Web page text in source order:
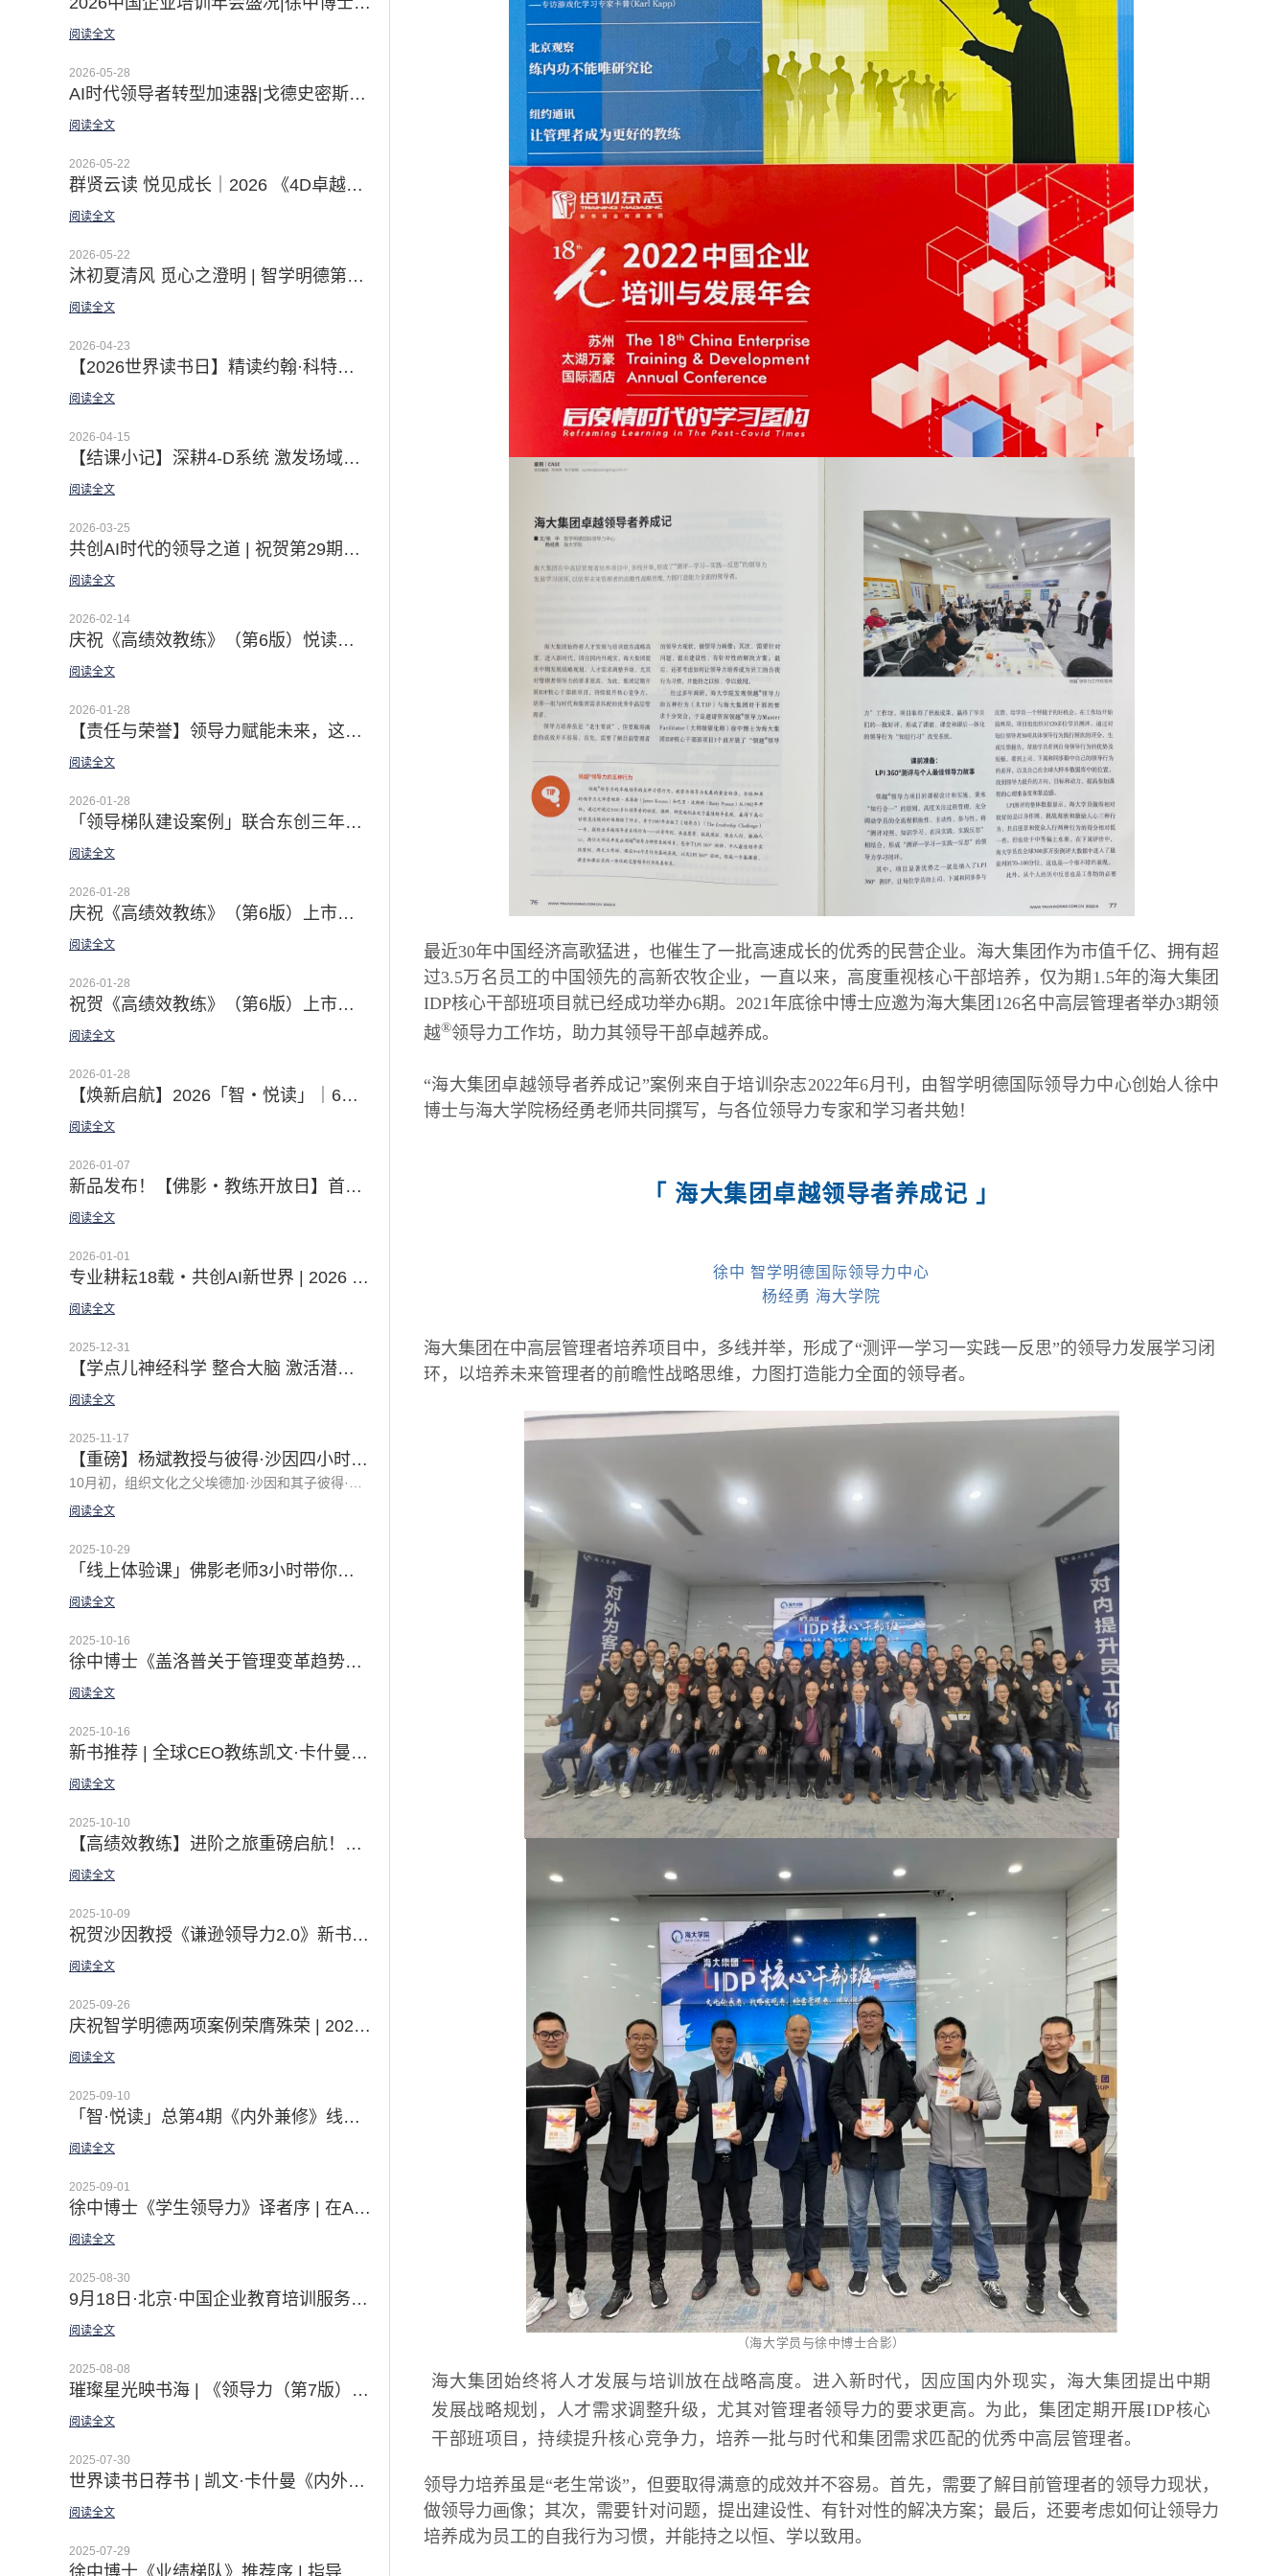
阅读全文
2026-05-28
AI时代领导者转型加速器|戈德史密斯领导力教练九步法激发领导者深度蜕变
阅读全文
2026-05-22
群贤云读 悦见成长｜2026 《4D卓越团队》线上悦读营圆满收官
阅读全文
2026-05-22
沐初夏清风 觅心之澄明 | 智学明德第十期「高绩效教练」一阶工作坊圆满收官
阅读全文
2026-04-23
【2026世界读书日】精读约翰·科特的八部变革经典 应对AI时代的指数级变化挑战
阅读全文
2026-04-15
【结课小记】深耕4-D系统 激发场域智慧 | 第22期4-D系统导师认证公开课圆满收官
阅读全文
2026-03-25
共创AI时代的领导之道 | 祝贺第29期领越®领导力公开认证课成功举办
阅读全文
2026-02-14
庆祝《高绩效教练》（第6版）悦读营圆满收官 | 记录30天 从初识到相熟 · 从未知到实操的成长之旅
阅读全文
2026-01-28
【责任与荣誉】领导力赋能未来，这场思想盛宴为人才培养注入新动能
阅读全文
2026-01-28
「领导梯队建设案例」联合东创三年领导力规划 | 以领导梯队 & 4D 团队建设系统 打造一支高素质的职业经理人队伍
阅读全文
2026-01-28
庆祝《高绩效教练》（第6版）上市发行 | 佛影老师译者序：深抵本质 · 用之实效
阅读全文
2026-01-28
祝贺《高绩效教练》（第6版）上市发行 | 徐中博士译者序 · From Tell to Ask · AI时代的教练型领导之道
阅读全文
2026-01-28
【焕新启航】2026「智・悦读」｜6本领导力经典 赋能你的核心竞争力
阅读全文
2026-01-07
新品发布！【佛影・教练开放日】首场温情上线｜邀你直击教练对话现场 见证蜕变时刻
阅读全文
2026-01-01
专业耕耘18载・共创AI新世界 | 2026 智学明德继续以领导力经典 助力组织的领导梯队建设
阅读全文
2025-12-31
【学点儿神经科学 整合大脑 激活潜能 | 「佛影漫谈领导力之私房体验课」2026 全新主题温暖上线
阅读全文
2025-11-17
【重磅】杨斌教授与彼得·沙因四小时深度对话：谦逊领导力的中国实践
10月初，组织文化之父埃德加·沙因和其子彼得·沙因的新著《谦逊领导力2.0》中文版上市。 在《谦逊领导力2.0》新书分享会上，清华大学经济管理学院教授杨斌与作者之一彼得·沙因（埃德加·沙因之子）围绕中国企业的领导力问题展开了一场长达四小时的深度对话，译者徐中博士主持对话，结合中国企业实践和当下AI等新挑战探讨了很多前沿话题，并提出了十个精彩的问题，引发了深入的讨论，对企业的领导力转型和组织建设极富启发！
阅读全文
2025-10-29
「线上体验课」佛影老师3小时带你体验GROW模型的正确打开方式
阅读全文
2025-10-16
徐中博士《盖洛普关于管理变革趋势的52个颠覆性发现》译者序 | 释放经理人潜能是解锁组织原力的杠杆
阅读全文
2025-10-16
新书推荐 | 全球CEO教练凯文·卡什曼《内外兼修》引言：开启领导力的突破之旅
阅读全文
2025-10-10
【高绩效教练】进阶之旅重磅启航！从精通GROW到激活团队潜能 赋能个体发展 打造互赖团队
阅读全文
2025-10-09
祝贺沙因教授《谦逊领导力2.0》新书上市|徐中博士译者序 —— 无谦逊 不领导
阅读全文
2025-09-26
庆祝智学明德两项案例荣膺殊荣 | 2025第十三届中国企业教育培训服务会展精彩回顾
阅读全文
2025-09-10
「智·悦读」总第4期《内外兼修》线上悦读营圆满收官：一场由内而外的领导力8项修炼之旅
阅读全文
2025-09-01
徐中博士《学生领导力》译者序 | 在AI时代绽放自我领创非凡
阅读全文
2025-08-30
9月18日·北京·中国企业教育培训服务会展｜佛影老师现场体验课之【初探GROW模型 解锁教练思维】
阅读全文
2025-08-08
璀璨星光映书海 | 《领导力（第7版）》线上悦读营圆满收官：一场照亮未来的智慧远征
阅读全文
2025-07-30
世界读书日荐书 | 凯文·卡什曼《内外兼修： 领导力的8项修炼》——佛影&王御临最新译著
阅读全文
2025-07-29
最近30年中国经济高歌猛进，也催生了一批高速成长的优秀的民营企业。海大集团作为市值千亿、拥有超
过3.5万名员工的中国领先的高新农牧企业，一直以来，高度重视核心干部培养，仅为期1.5年的海大集团
IDP核心干部班项目就已经成功举办6期。2021年底徐中博士应邀为海大集团126名中高层管理者举办3期领
越®领导力工作坊，助力其领导干部卓越养成。
“海大集团卓越领导者养成记”案例来自于培训杂志2022年6月刊，由智学明德国际领导力中心创始人徐中
博士与海大学院杨经勇老师共同撰写，与各位领导力专家和学习者共勉！
「 海大集团卓越领导者养成记 」
徐中 智学明德国际领导力中心
杨经勇 海大学院
海大集团在中高层管理者培养项目中，多线并举，形成了“测评一学习一实践一反思”的领导力发展学习闭
环，以培养未来管理者的前瞻性战略思维，力图打造能力全面的领导者。
（海大学员与徐中博士合影）
海大集团始终将人才发展与培训放在战略高度。进入新时代，因应国内外现实，海大集团提出中期
发展战略规划，人才需求调整升级，尤其对管理者领导力的要求更高。为此，集团定期开展IDP核心
干部班项目，持续提升核心竞争力，培养一批与时代和集团需求匹配的优秀中高层管理者。
领导力培养虽是“老生常谈”，但要取得满意的成效并不容易。首先，需要了解目前管理者的领导力现状，
做领导力画像；其次，需要针对问题，提出建设性、有针对性的解决方案；最后，还要考虑如何让领导力
培养成为员工的自我行为习惯，并能持之以恒、学以致用。